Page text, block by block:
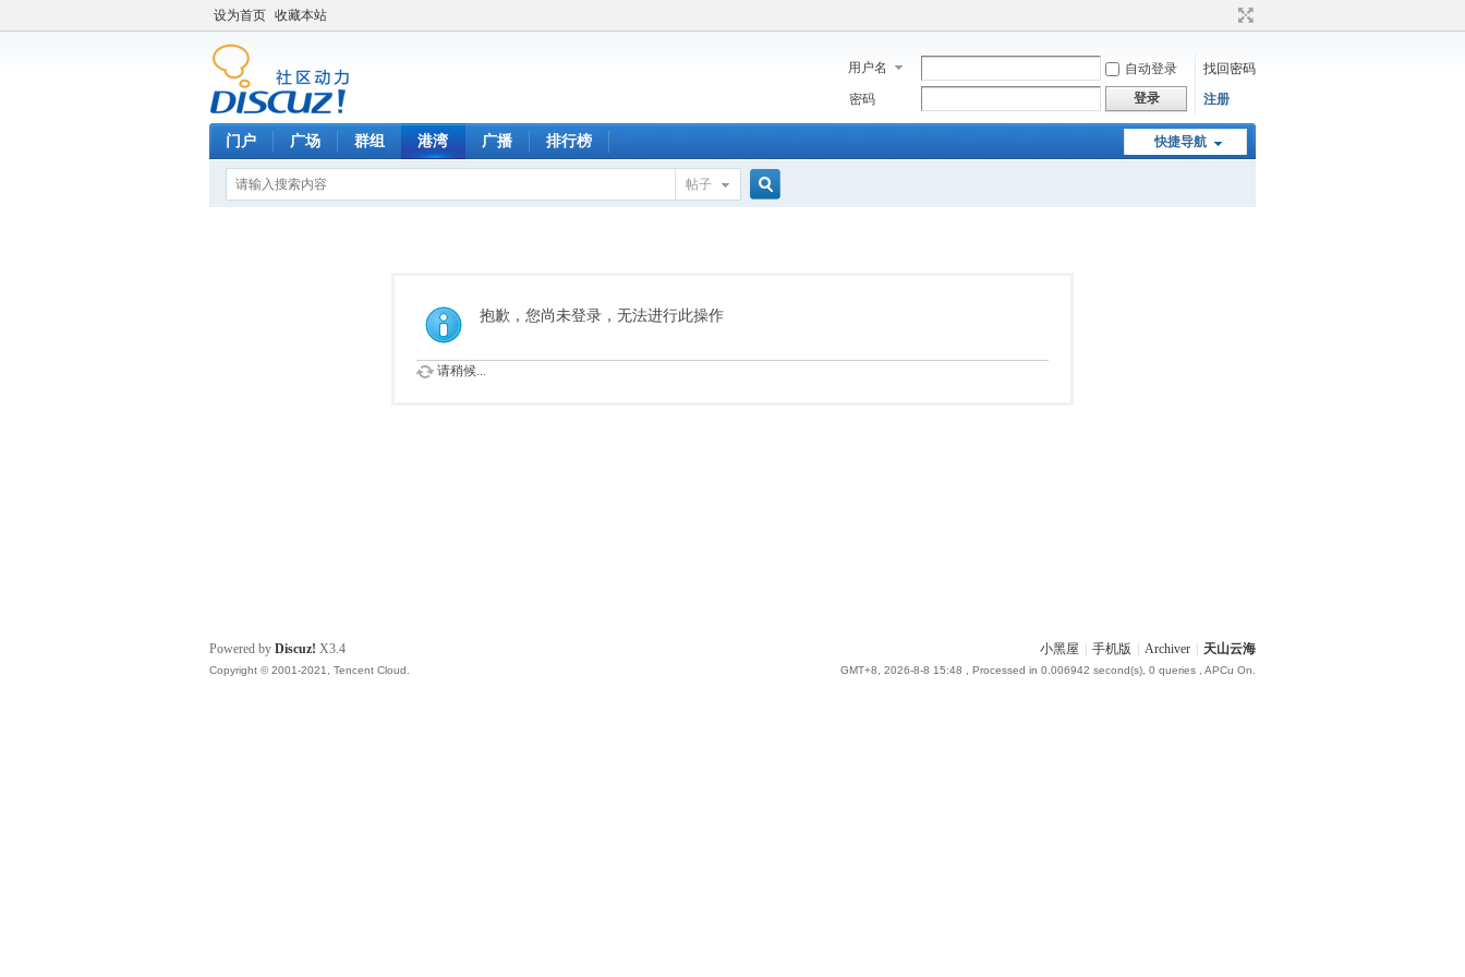
设为首页 收藏本站
用户名 自动登录
找回密码
密码
登录 注册
快捷导航
门户 广场 群组 港湾 广播 排行榜
帖子
抱歉，您尚未登录，无法进行此操作
请稍候...
小黑屋 手机版 Archiver 天山云海
GMT+8, 2026-8-8 15:48 , Processed in 0.006942 second(s), 0 queries , APCu On.
Powered by Discuz! X3.4
Copyright © 2001-2021, Tencent Cloud.